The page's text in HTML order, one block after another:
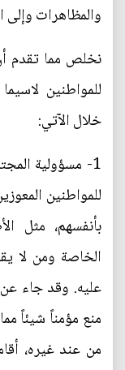
والمظاهرات وإلى
نخلص مما تقدم
للمواطنين
خلال الآتي:
1- مسؤولية
للمواطنين
بأنفسهم، مثل
الخاصة ومن لا
عليه. وقد جاء عن
منع مؤمناً شيئاً
من عند غيره،